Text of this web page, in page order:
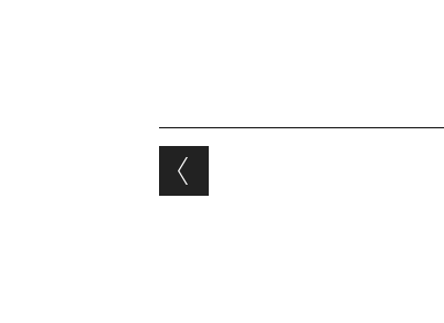
Post navigation